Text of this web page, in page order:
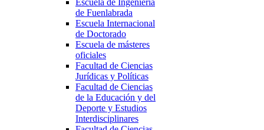
Escuela de Ingeniería
de Fuenlabrada
Escuela Internacional
de Doctorado
Escuela de másteres
oficiales
Facultad de Ciencias
Jurídicas y Políticas
Facultad de Ciencias
de la Educación y del
Deporte y Estudios
Interdisciplinares